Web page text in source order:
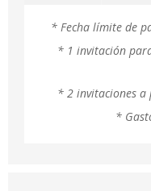
* Fecha límite de
* 1 invitación
* 2 invitaciones a
*